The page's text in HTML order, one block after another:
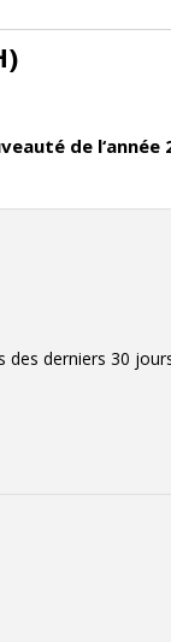
de l‘année
des derniers 30